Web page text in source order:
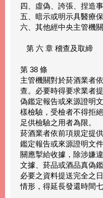
四、虛偽、誇張、捏造
五、暗示或明示具醫療
六、其他經中央主管機
第 六 章 稽查及取締
第 38 條
主管機關對於菸酒業者
查。必要時得要求業者
偽鑑定報告或來源證明
樣檢驗，受檢者不得拒
足供檢驗之用者為限。
菸酒業者依前項規定提
鑑定報告或來源證明文
關應掣給收據，除涉嫌
文據、菸品或酒品真偽
必要之資料提送完全之
情形，得延長發還時間七